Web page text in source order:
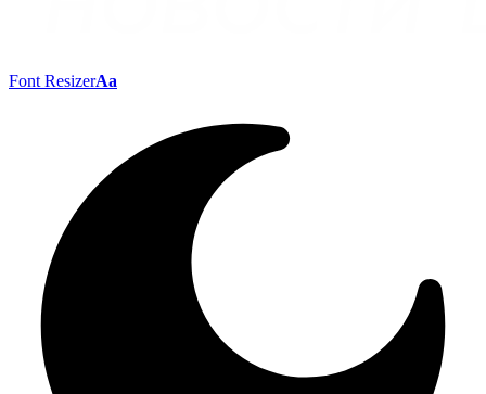
Font ResizerAa